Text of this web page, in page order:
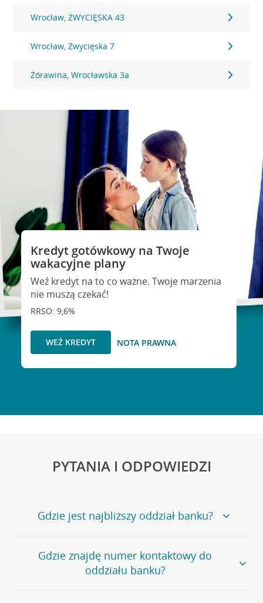
Wrocław, ZWYCIĘSKA 43
Wrocław, Zwycięska 7
Żórawina, Wrocławska 3a
Kredyt gotówkowy na Twoje
wakacyjne plany
Weź kredyt na to co ważne. Twoje marzenia
nie muszą czekać!
RRSO: 9,6%
WEŹ KREDYT NOTA PRAWNA
PYTANIA I ODPOWIEDZI
Gdzie jest najbliższy oddział banku?
Jeśli szukasz oddziału naszego banku, zapraszamy na
stronęPlacówki i bankomaty, na której znajduje się
wygodna wyszukiwarka.
Gdzie znajdę numer kontaktowy do
oddziału banku?